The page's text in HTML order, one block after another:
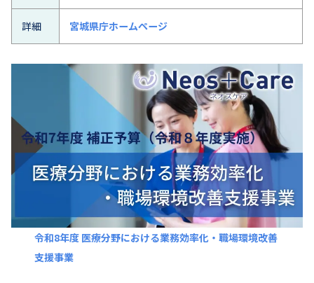
詳細 宮城県庁ホームページ
令和8年度 医療分野における業務効率化・職場環境改善
支援事業